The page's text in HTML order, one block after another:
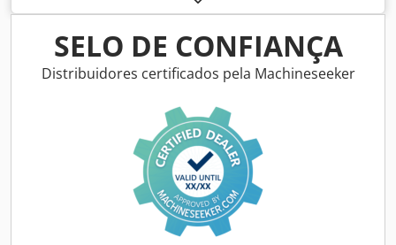
vedação de tubos -fora/interior: Ø 300/202 mm -Altura: 20
mm -Círculo de buracos: Ø 250/10 mm Cjdpfoghic Iox An
Isha -Entrega de: chapas de cobertura de aço/aço inox
possível -Número: 71x almofadas disponíveis -Preço: por
SELO DE CONFIANÇA
Distribuidores certificados pela Machineseeker